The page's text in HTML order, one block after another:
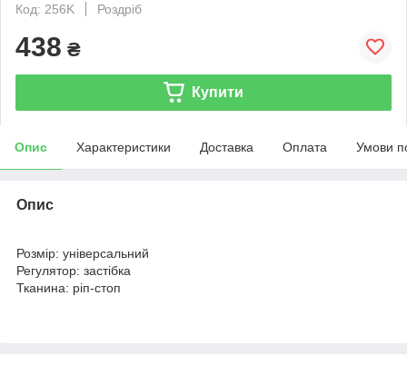
Код: 256K
Роздріб
438 ₴
Купити
Опис Характеристики Доставка Оплата Умови
Опис
Розмір: універсальний
Регулятор: застібка
Тканина: ріп-стоп